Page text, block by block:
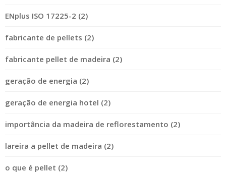
ENplus ISO 17225-2 (2)
fabricante de pellets (2)
fabricante pellet de madeira (2)
geração de energia (2)
geração de energia hotel (2)
importância da madeira de reflorestamento (2)
lareira a pellet de madeira (2)
o que é pellet (2)